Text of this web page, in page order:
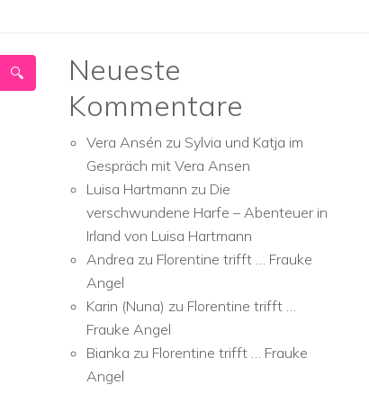
Neueste
Kommentare
Vera Ansén zu Sylvia und Katja im
Gespräch mit Vera Ansen
Luisa Hartmann zu Die
verschwundene Harfe – Abenteuer in
Irland von Luisa Hartmann
Andrea zu Florentine trifft … Frauke
Angel
Karin (Nuna) zu Florentine trifft …
Frauke Angel
Bianka zu Florentine trifft … Frauke
Angel